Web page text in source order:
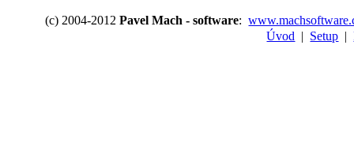
(c) 2004-2012Pavel Mach - software:
Úvod | Setup |